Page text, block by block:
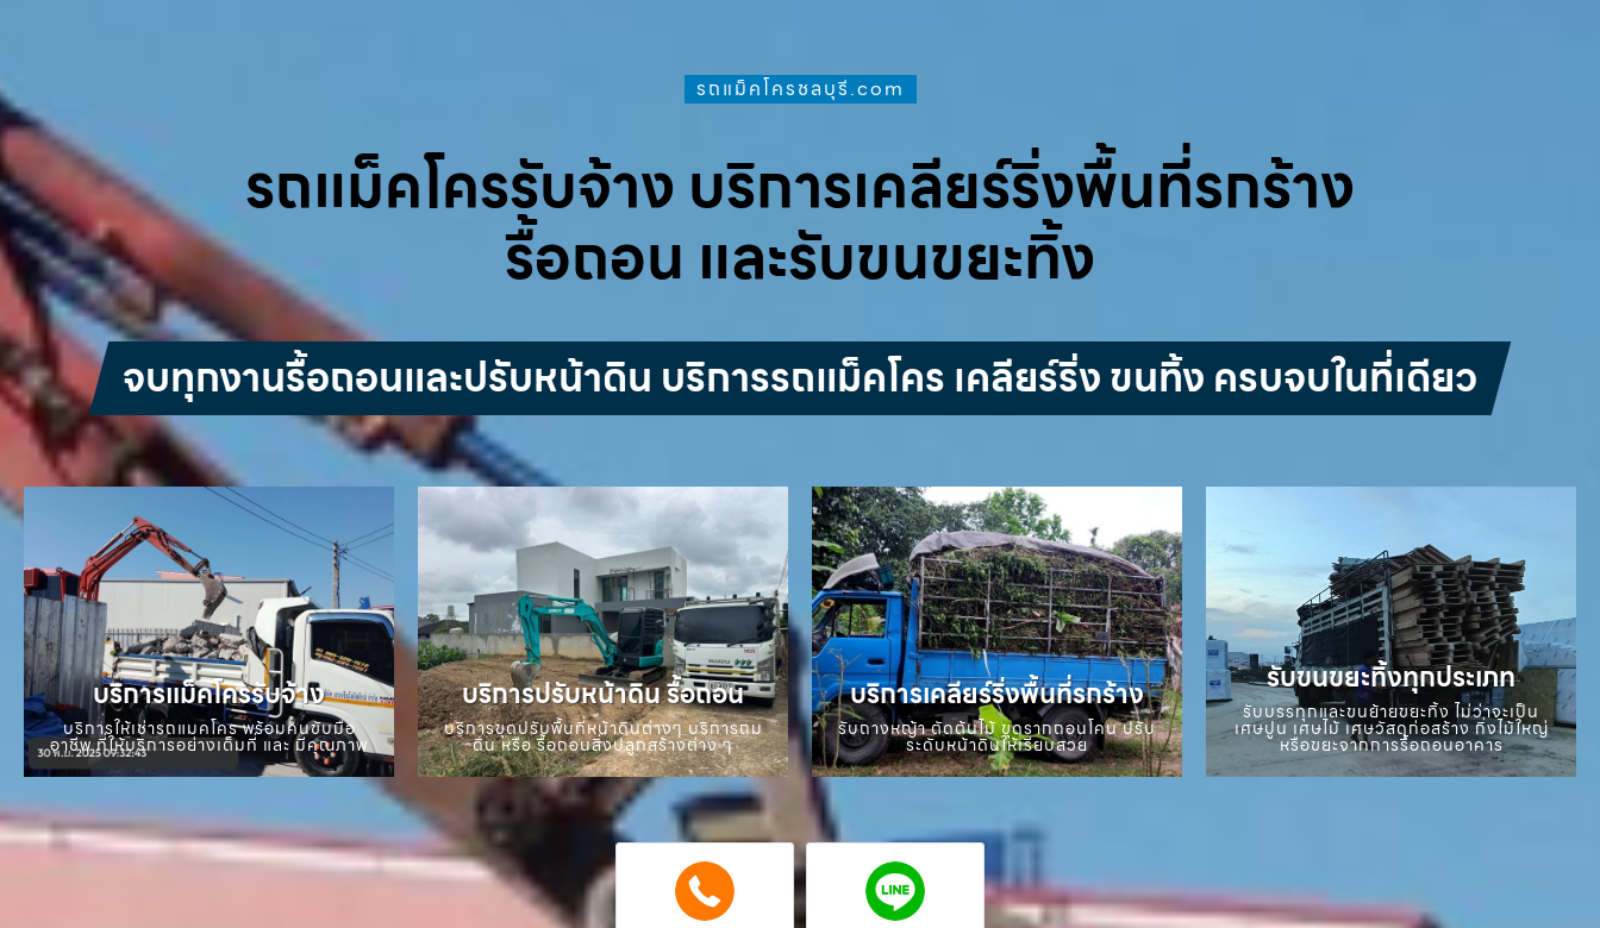
รถแม็คโครชลบุรี.com
รถแม็คโครรับจ้าง บริการเคลียร์ริ่งพื้นที่รกร้าง
รื้อถอน และรับขนขยะทิ้ง
จบทุกงานรื้อถอนและปรับหน้าดิน บริการรถแม็คโคร เคลียร์ริ่ง ขนทิ้ง ครบจบในที่เดียว
บริการแม็คโครรับจ้าง
บริการให้เช่ารถแมคโคร พร้อมคนขับมือ
อาชีพ ที่ให้บริการอย่างเต็มที่ และ มีคุณภาพ
บริการปรับหน้าดิน รื้อถอน
บริการขุดปรับพื้นที่หน้าดินต่างๆ บริการถม
ดิน หรือ รื้อถอนสิ่งปลูกสร้างต่าง ๆ
บริการเคลียร์ริ่งพื้นที่รกร้าง
รับถางหญ้า ตัดต้นไม้ ขุดรากถอนโคน ปรับ
ระดับหน้าดินให้เรียบสวย
รับขนขยะทิ้งทุกประเภท
รับบรรทุกและขนย้ายขยะทิ้ง ไม่ว่าจะเป็น
เศษปูน เศษไม้ เศษวัสดุก่อสร้าง กิ่งไม้ใหญ่
หรือขยะจากการรื้อถอนอาคาร